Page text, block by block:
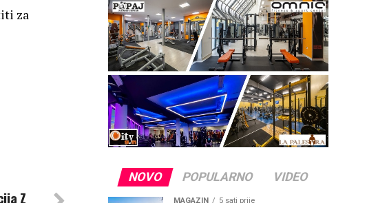
za
Z
NOVO POPULARNO VIDEO
MAGAZIN 5 sati prije